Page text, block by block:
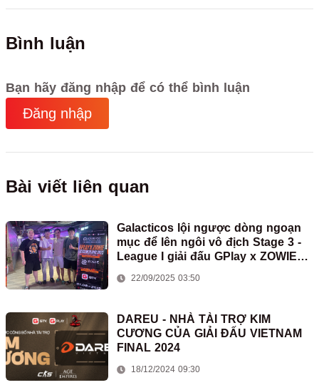
Bình luận
Bạn hãy đăng nhập để có thể bình luận
Đăng nhập
Bài viết liên quan
Galacticos lội ngược dòng ngoạn
mục để lên ngôi vô địch Stage 3 -
League I giải đấu GPlay x ZOWIE
22/09/2025 03:50
DAREU - NHÀ TÀI TRỢ KIM
CƯƠNG CỦA GIẢI ĐẤU VIETNAM
FINAL 2024
18/12/2024 09:30